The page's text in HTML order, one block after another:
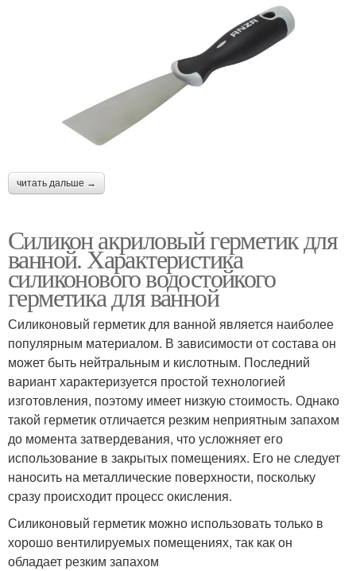
читать дальше →
Силикон акриловый герметик для
ванной. Характеристика
силиконового водостойкого
герметика для ванной
Силиконовый герметик для ванной является наиболее
популярным материалом. В зависимости от состава он
может быть нейтральным и кислотным. Последний
вариант характеризуется простой технологией
изготовления, поэтому имеет низкую стоимость. Однако
такой герметик отличается резким неприятным запахом
до момента затвердевания, что усложняет его
использование в закрытых помещениях. Его не следует
наносить на металлические поверхности, поскольку
сразу происходит процесс окисления.
Силиконовый герметик можно использовать только в
хорошо вентилируемых помещениях, так как он
обладает резким запахом